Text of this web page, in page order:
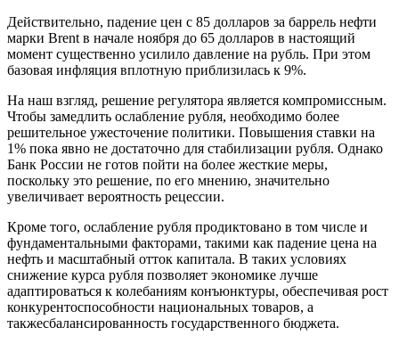
Действительно, падение цен с 85 долларов за баррель нефти
марки Brent в начале ноября до 65 долларов в настоящий
момент существенно усилило давление на рубль. При этом
базовая инфляция вплотную приблизилась к 9%.
На наш взгляд, решение регулятора является компромиссным.
Чтобы замедлить ослабление рубля, необходимо более
решительное ужесточение политики. Повышения ставки на
1% пока явно не достаточно для стабилизации рубля. Однако
Банк России не готов пойти на более жесткие меры,
поскольку это решение, по его мнению, значительно
увеличивает вероятность рецессии.
Кроме того, ослабление рубля продиктовано в том числе и
фундаментальными факторами, такими как падение цена на
нефть и масштабный отток капитала. В таких условиях
снижение курса рубля позволяет экономике лучше
адаптироваться к колебаниям конъюнктуры, обеспечивая рост
конкурентоспособности национальных товаров, а
такжесбалансированность государственного бюджета.